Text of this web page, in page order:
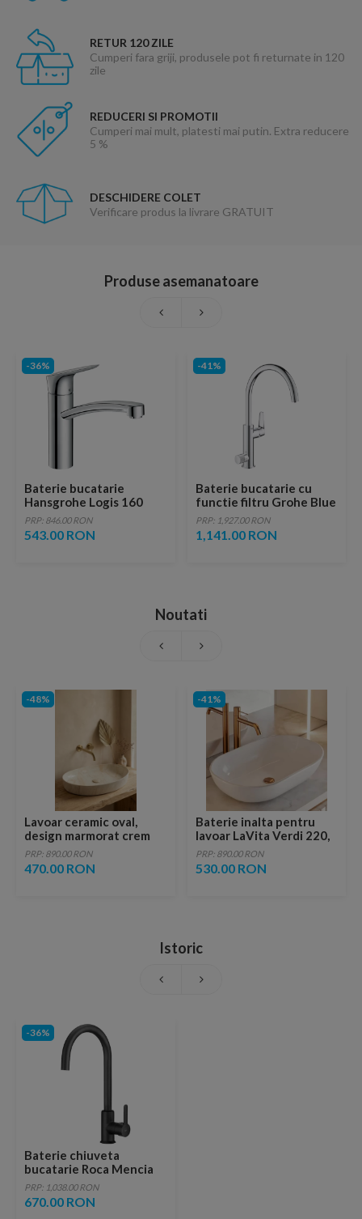
RETUR 120 ZILE
Cumperi fara griji, produsele pot fi returnate in 120
zile
REDUCERI SI PROMOTII
Cumperi mai mult, platesti mai putin. Extra reducere
5 %
DESCHIDERE COLET
Verificare produs la livrare GRATUIT
Produse asemanatoare
-36%
Baterie bucatarie
Hansgrohe Logis 160
crom lucios
monocomanda
PRP: 846.00 RON
543.00 RON
-41%
Baterie bucatarie cu
functie filtru Grohe Blue
Pure Baucurve crom
lucios
PRP: 1,927.00 RON
1,141.00 RON
Noutati
-48%
Lavoar ceramic oval,
design marmorat crem
lucios cu vene aurii,
ventil inclus
PRP: 890.00 RON
470.00 RON
-41%
Baterie inalta pentru
lavoar LaVita Verdi 220,
fara ventil, brushed
copper
PRP: 890.00 RON
530.00 RON
Istoric
-36%
Baterie chiuveta
bucatarie Roca Mencia
Cold Start
monocomanda, negru
mat
PRP: 1,038.00 RON
670.00 RON